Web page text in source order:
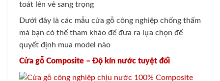
toát lên vẻ sang trọng
Dưới đây là các mẫu cửa gỗ công nghiệp chống thấm
mà bạn có thể tham khảo để đưa ra lựa chọn để
quyết định mua model nào
Cửa gỗ Composite – Độ kín nước tuyệt đối